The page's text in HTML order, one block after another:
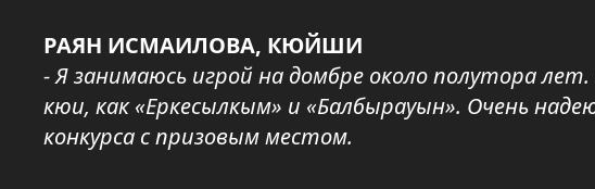
РАЯН ИСМАИЛОВА, КЮЙШИ
- Я занимаюсь игрой на домбре около полутора
кюи, как «Еркесылкым» и «Балбырауын». Очень
конкурса с призовым местом.